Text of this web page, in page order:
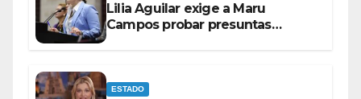
Lilia Aguilar exige a Maru
Campos probar presuntas
ESTADO